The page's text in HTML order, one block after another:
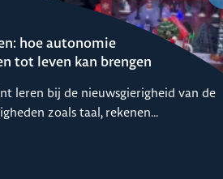
hoe autonomie
tot leven kan brengen
leren bij de nieuwsgierigheid van de
zoals taal, rekenen...